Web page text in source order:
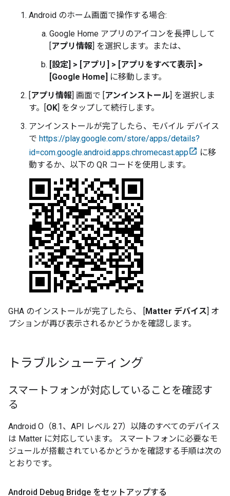
Android のホーム画面で操作する場合:
Google Home アプリのアイコンを長押しして
[アプリ情報] を選択します。または、
[設定] > [アプリ] > [アプリをすべて表示] >
[Google Home] に移動します。
[アプリ情報] 画面で [アンインストール] を選択しま
す。[OK] をタップして続行します。
アンインストールが完了したら、モバイル デバイス
で https://play.google.com/store/apps/details?
id=com.google.android.apps.chromecast.app
に移
動するか、以下の QR コードを使用します。
GHA のインストールが完了したら、 [Matter デバイス] オ
プションが再び表示されるかどうかを確認します。
トラブルシューティング
スマートフォンが対応していることを確認す
る
Android O（8.1、API レベル 27）以降のすべてのデバイス
は Matter に対応しています。 スマートフォンに必要なモ
ジュールが搭載されているかどうかを確認する手順は次の
とおりです。
Android Debug Bridge をセットアップする